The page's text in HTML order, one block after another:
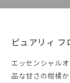
ピュアリィ フ
エッセンシャル
品な甘さの柑橘